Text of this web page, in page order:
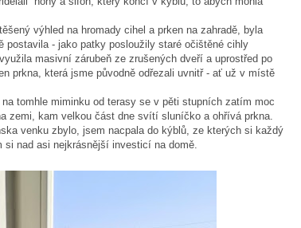
výhled na hromady cihel a prken na zahradě, byla
postavila - jako patky posloužily staré očištěné cihly
masivní zárubeň ze zrušených dveří a uprostřed po
prkna, která jsme původně odřezali uvnitř - ať už v místě
tomhle miminku od terasy se v pěti stupních zatím moc
zemi, kam velkou část dne svítí sluníčko a ohřívá prkna.
venku zbylo, jsem nacpala do kýblů, ze kterých si každý
nad asi nejkrásnější investicí na domě.